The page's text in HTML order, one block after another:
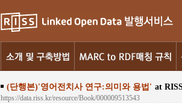
(단행본)'영어전치사 연구:의미와 용법' at
https://data.riss.kr/resource/Book/000009513543